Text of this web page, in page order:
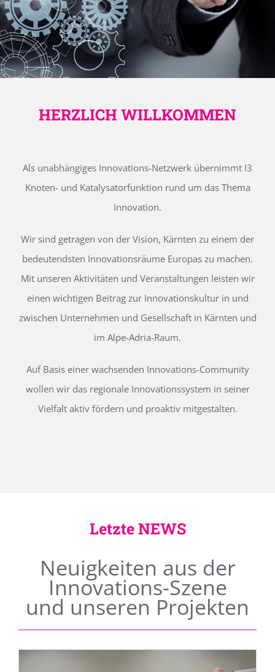
HERZLICH WILLKOMMEN
Als unabhängiges Innovations-Netzwerk übernimmt I3
Knoten- und Katalysatorfunktion rund um das Thema
Innovation.
Wir sind getragen von der Vision, Kärnten zu einem der
bedeutendsten Innovationsräume Europas zu machen.
Mit unseren Aktivitäten und Veranstaltungen leisten wir
einen wichtigen Beitrag zur Innovationskultur in und
zwischen Unternehmen und Gesellschaft in Kärnten und
im Alpe-Adria-Raum.
Auf Basis einer wachsenden Innovations-Community
wollen wir das regionale Innovationssystem in seiner
Vielfalt aktiv fördern und proaktiv mitgestalten.
Letzte NEWS
Neuigkeiten aus der
Innovations-Szene
und unseren Projekten